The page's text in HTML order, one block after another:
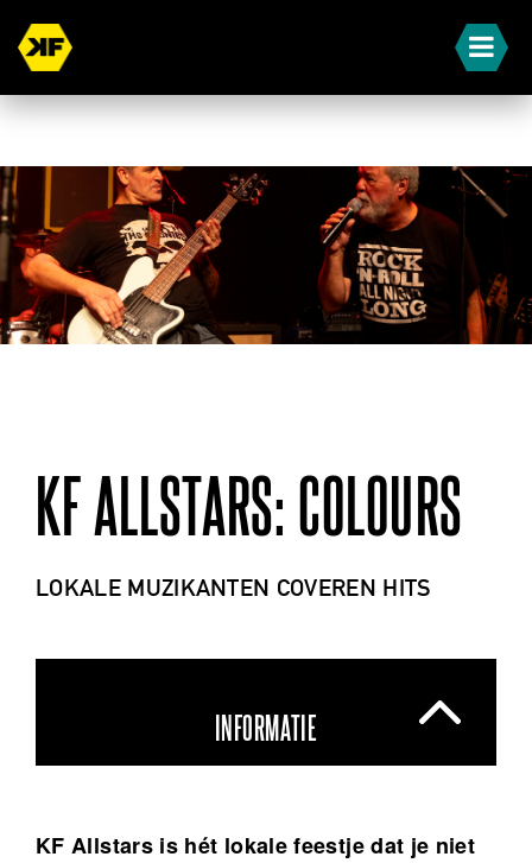
KF ALLSTARS: COLOURS
LOKALE MUZIKANTEN COVEREN HITS
INFORMATIE
KF Allstars is hét lokale feestje dat je niet